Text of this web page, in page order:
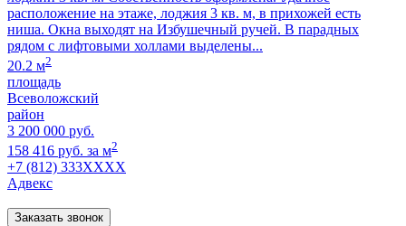
расположение на этаже, лоджия 3 кв. м, в прихожей есть
ниша. Окна выходят на Избушечный ручей. В парадных
рядом с лифтовыми холлами выделены...
20.2 м2
площадь
Всеволожский
район
3 200 000 руб.
158 416 руб. за м2
+7 (812) 333XXXX
Адвекс
Заказать звонок